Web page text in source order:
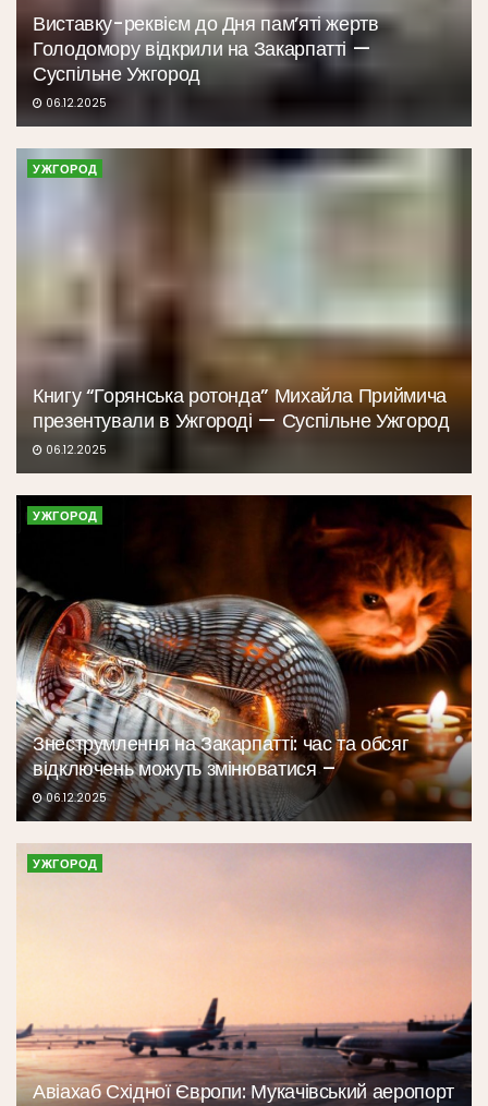
Виставку-реквієм до Дня пам’яті жертв
Голодомору відкрили на Закарпатті —
Суспільне Ужгород
06.12.2025
УЖГОРОД
Книгу “Горянська ротонда” Михайла Приймича
презентували в Ужгороді — Суспільне Ужгород
06.12.2025
УЖГОРОД
Знеструмлення на Закарпатті: час та обсяг
відключень можуть змінюватися –
06.12.2025
УЖГОРОД
Авіахаб Східної Європи: Мукачівський аеропорт